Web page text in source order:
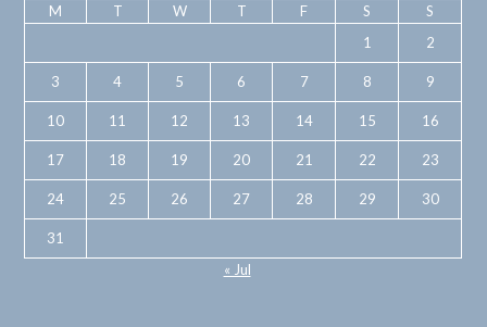
M T W T F S
S
1
2
3 4 5 6 7 8 9
10 11 12 13 14 15 16
17 18 19 20 21 22 23
24 25 26 27 28 29 30
31
« Jul